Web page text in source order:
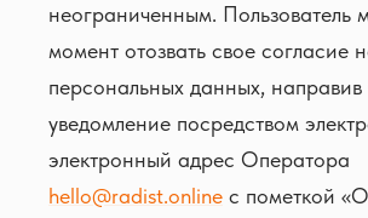
неограниченным. Пользователь
момент отозвать свое согласие
персональных данных,
уведомление посредством
электронный адрес Оператора
hello@radist.online с пометкой